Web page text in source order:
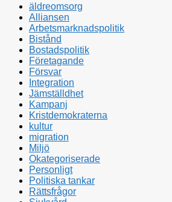
äldreomsorg
Alliansen
Arbetsmarknadspolitik
Bistånd
Bostadspolitik
Företagande
Försvar
Integration
Jämställdhet
Kampanj
Kristdemokraterna
kultur
migration
Miljö
Okategoriserade
Personligt
Politiska tankar
Rättsfrågor